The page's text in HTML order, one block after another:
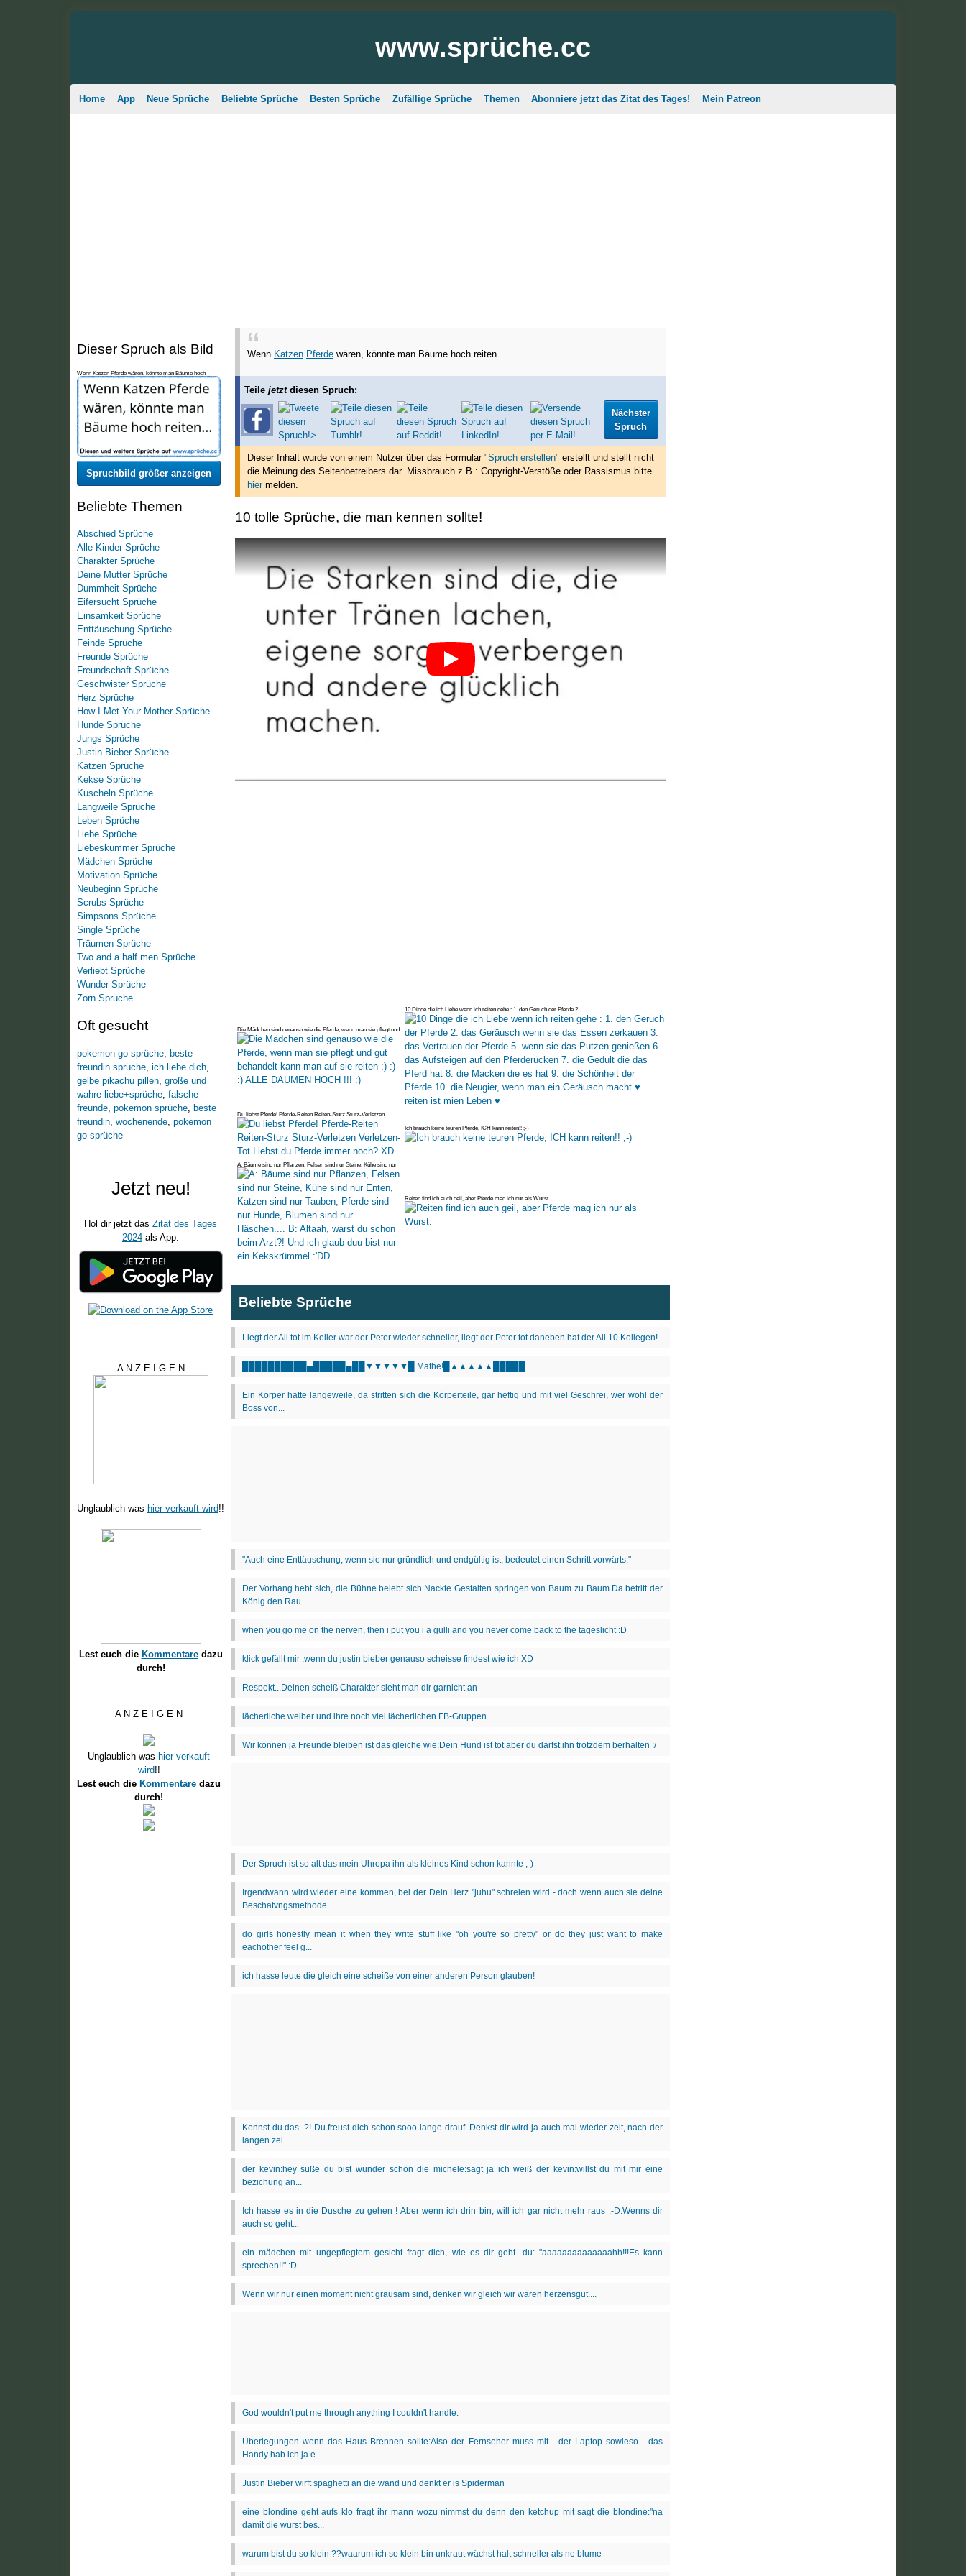
www.sprüche.cc
Home App Neue Sprüche Beliebte Sprüche Besten Sprüche Zufällige Sprüche Themen Abonniere jetzt das Zitat des Tages! Mein Patreon
Dieser Spruch als Bild
Wenn Katzen Pferde wären, könnte man Bäume hoch
reiten...
Spruchbild größer anzeigen
Beliebte Themen
Abschied Sprüche
Alle Kinder Sprüche
Charakter Sprüche
Deine Mutter Sprüche
Dummheit Sprüche
Eifersucht Sprüche
Einsamkeit Sprüche
Enttäuschung Sprüche
Feinde Sprüche
Freunde Sprüche
Freundschaft Sprüche
Geschwister Sprüche
Herz Sprüche
How I Met Your Mother Sprüche
Hunde Sprüche
Jungs Sprüche
Justin Bieber Sprüche
Katzen Sprüche
Kekse Sprüche
Kuscheln Sprüche
Langweile Sprüche
Leben Sprüche
Liebe Sprüche
Liebeskummer Sprüche
Mädchen Sprüche
Motivation Sprüche
Neubeginn Sprüche
Scrubs Sprüche
Simpsons Sprüche
Single Sprüche
Träumen Sprüche
Two and a half men Sprüche
Verliebt Sprüche
Wunder Sprüche
Zorn Sprüche
Oft gesucht
pokemon go sprüche beste
freundin sprüche ich liebe dich
gelbe pikachu pillen große und
wahre liebe+sprüche falsche
freunde pokemon sprüche beste
freundin wochenende pokemon
go sprüche
Jetzt neu!
Hol dir jetzt das Zitat des Tages
2024 als App:
A N Z E I G E N
Unglaublich was hier verkauft wird!!
Lest euch die Kommentaredazu
durch!
A N Z E I G E N
Unglaublich was hier verkauft
wird!!
Lest euch die Kommentare dazu
durch!
Wenn Katzen Pferde wären, könnte man Bäume hoch reiten...
Teilejetztdiesen Spruch:
Nächster
Spruch
Dieser Inhalt wurde von einem Nutzer über das Formular "Spruch erstellen" erstellt und stellt nicht
die Meinung des Seitenbetreibers dar. Missbrauch z.B.: Copyright-Verstöße oder Rassismus bitte
hiermelden.
10 tolle Sprüche, die man kennen sollte!
Die Mädchen sind genauso wie die Pferde, wenn man sie pflegt und
gut beh
10 Dinge die ich Liebe wenn ich reiten gehe : 1. den Geruch der Pferde 2
Du liebst Pferde! Pferde-Reiten Reiten-Sturz Sturz-Verletzen
Verletzen-T
Ich brauch keine teuren Pferde, ICH kann reiten!! ;-)
A: Bäume sind nur Pflanzen, Felsen sind nur Steine, Kühe sind nur
Enten,
Reiten find ich auch geil, aber Pferde mag ich nur als Wurst.
Beliebte Sprüche